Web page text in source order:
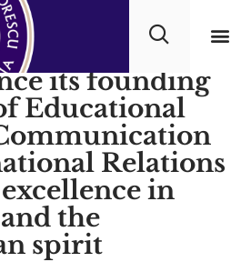
University,
its founding
Educational
Relations
in
the
spirit